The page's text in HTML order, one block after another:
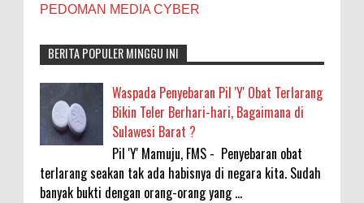
PEDOMAN MEDIA CYBER
BERITA POPULER MINGGU INI
Waspada Penyebaran Pil 'Y' Obat Terlarang
Bikin Teler Berhari-hari, Bagaimana di
Sulawesi Barat ?
Pil 'Y' Mamuju, FMS - Penyebaran obat
terlarang seakan tak ada habisnya di negara kita. Sudah
banyak bukti dengan orang-orang yang ...